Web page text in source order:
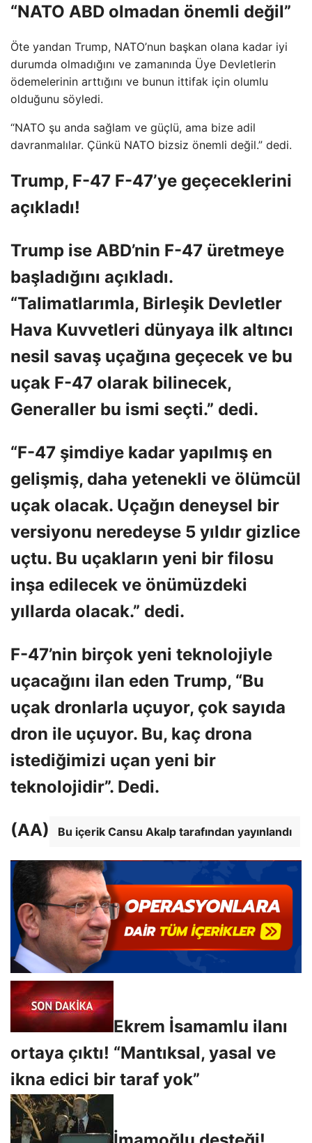
“NATO ABD olmadan önemli değil”
Öte yandan Trump, NATO’nun başkan olana kadar iyi
durumda olmadığını ve zamanında Üye Devletlerin
ödemelerinin arttığını ve bunun ittifak için olumlu
olduğunu söyledi.
“NATO şu anda sağlam ve güçlü, ama bize adil
davranmalılar. Çünkü NATO bizsiz önemli değil.” dedi.
Trump, F-47 F-47’ye geçeceklerini
açıkladı!
Trump ise ABD’nin F-47 üretmeye
başladığını açıkladı.
“Talimatlarımla, Birleşik Devletler
Hava Kuvvetleri dünyaya ilk altıncı
nesil savaş uçağına geçecek ve bu
uçak F-47 olarak bilinecek,
Generaller bu ismi seçti.” dedi.
“F-47 şimdiye kadar yapılmış en
gelişmiş, daha yetenekli ve ölümcül
uçak olacak. Uçağın deneysel bir
versiyonu neredeyse 5 yıldır gizlice
uçtu. Bu uçakların yeni bir filosu
inşa edilecek ve önümüzdeki
yıllarda olacak.” dedi.
F-47’nin birçok yeni teknolojiyle
uçacağını ilan eden Trump, “Bu
uçak dronlarla uçuyor, çok sayıda
dron ile uçuyor. Bu, kaç drona
istediğimizi uçan yeni bir
teknolojidir”. Dedi.
(AA) Bu içerik Cansu Akalp tarafından yayınlandı
Ekrem İsamamlu ilanı
ortaya çıktı! “Mantıksal, yasal ve
ikna edici bir taraf yok”